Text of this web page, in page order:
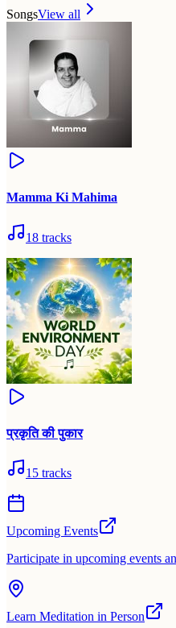
SongsView all
Mamma Ki Mahima
18 tracks
प्रकृति की पुकार
15 tracks
Upcoming Events
Participate in upcoming events
Learn Meditation in Person